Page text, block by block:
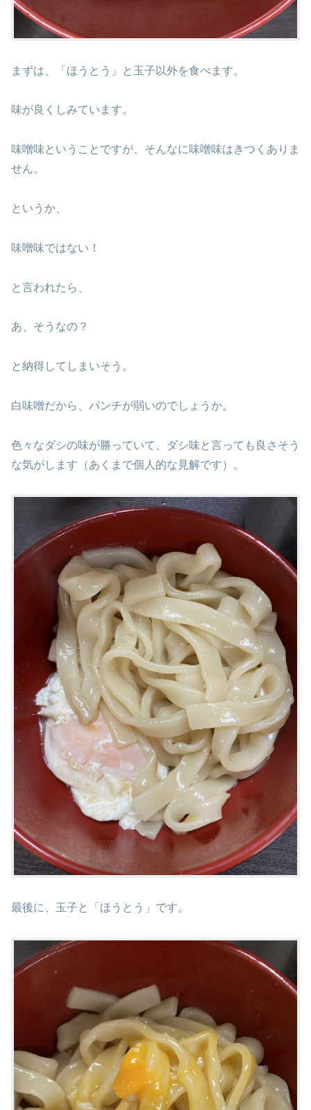
まずは、「ほうとう」と玉子以外を食べます。
味が良くしみています。
味噌味ということですが、そんなに味噌味はきつくありま
せん。
というか、
味噌味ではない！
と言われたら、
あ、そうなの？
と納得してしまいそう。
白味噌だから、パンチが弱いのでしょうか。
色々なダシの味が勝っていて、ダシ味と言っても良さそう
な気がします（あくまで個人的な見解です）。
最後に、玉子と「ほうとう」です。